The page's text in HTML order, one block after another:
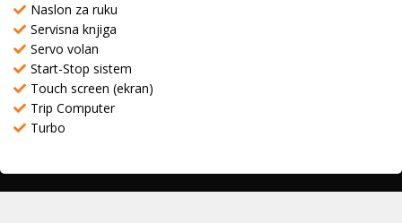
Naslon za ruku
Servisna knjiga
Servo volan
Start-Stop sistem
Touch screen (ekran)
Trip Computer
Turbo